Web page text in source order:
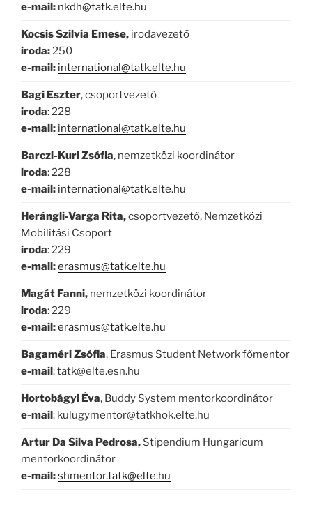
e-mail: nkdh@tatk.elte.hu
Kocsis Szilvia Emese, irodavezető
iroda:250
e-mail: international@tatk.elte.hu
Bagi Eszter, csoportvezető
iroda: 228
e-mail: international@tatk.elte.hu
Barczi-Kuri Zsófia, nemzetközi koordinátor
iroda: 228
e-mail: international@tatk.elte.hu
Herángli-Varga Rita,csoportvezető, Nemzetközi
Mobilitási Csoport
iroda: 229
e-mail:erasmus@tatk.elte.hu
Magát Fanni, nemzetközi koordinátor
iroda: 229
e-mail:erasmus@tatk.elte.hu
Bagaméri Zsófia, Erasmus Student Network főmentor
e-mail: tatk@elte.esn.hu
Hortobágyi Éva, Buddy System mentorkoordinátor
e-mail: kulugymentor@tatkhok.elte.hu
Artur Da Silva Pedrosa, Stipendium Hungaricum
mentorkoordinátor
e-mail:shmentor.tatk@elte.hu